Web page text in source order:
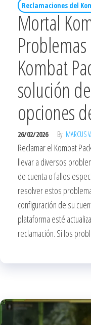
Reclamaciones del
Mortal
Kombat
solución
opciones
26/02/2026 By MARCUS
Reclamar el Kombat
llevar a diversos
de cuenta o fallos
resolver estos
configuración de su
plataforma esté
reclamación. Si los